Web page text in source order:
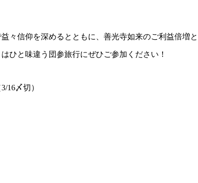
々信仰を深めるとともに、善光寺如来のご利益倍増と
ひと味違う団参旅行にぜひご参加ください！
16〆切）